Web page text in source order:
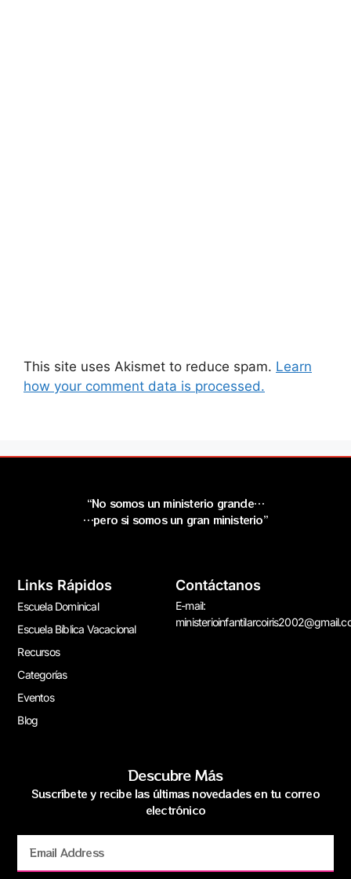
This site uses Akismet to reduce spam. Learn
how your comment data is processed.
“No somos un ministerio grande…
…pero si somos un gran ministerio”
Links Rápidos
Escuela Dominical
Escuela Bíblica Vacacional
Recursos
Categorías
Eventos
Blog
Contáctanos
E-mail:
Descubre Más
Suscríbete y recibe las últimas novedades en tu correo
electrónico